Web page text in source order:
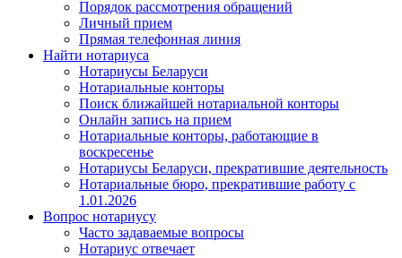
Порядок рассмотрения обращений
Личный прием
Прямая телефонная линия
Найти нотариуса
Нотариусы Беларуси
Нотариальные конторы
Поиск ближайшей нотариальной конторы
Онлайн запись на прием
Нотариальные конторы, работающие в
воскресенье
Нотариусы Беларуси, прекратившие деятельность
Нотариальные бюро, прекратившие работу с
1.01.2026
Вопрос нотариусу
Часто задаваемые вопросы
Нотариус отвечает